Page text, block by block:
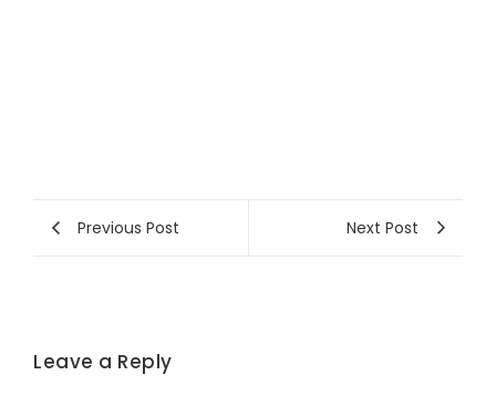
Previous Post Next Post
Leave a Reply